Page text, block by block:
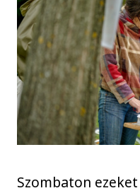
Szombaton